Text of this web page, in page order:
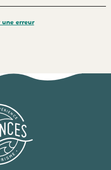
erreur